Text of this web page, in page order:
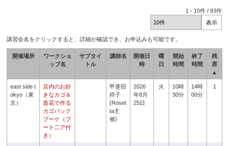
1 - 10件 /93件
講習会名をクリックすると、詳細が確認でき、お申込みも可能です。
開催場所
ワークショ
ップ名
サブタイ
トル
講師名
開催日
時
曜
日
開始
時間
終了
時間
残
席
▲
east side t
okyo（東
京）
店内のお好
きなカゴ＆
造花で作る
カゴバック
ブーケ（ブ
ート二ア付
き）
甲斐田
祥子
(Roset
ta主
催)
2026
年8月
25日
火
10時
30分
14時
00分
1